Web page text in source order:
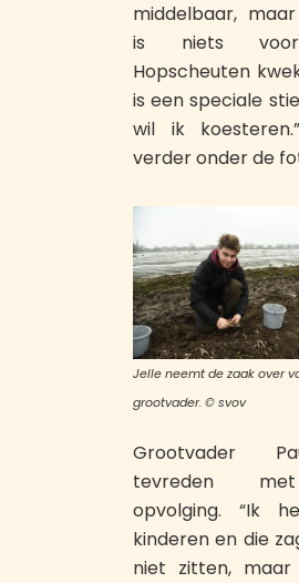
middelbaar,
is niets
Hopscheuten
is een speciale
wil ik
verder onder de
Jelle neemt de zaak over
grootvader. © svov
Grootvader
tevreden
opvolging. “Ik
kinderen en die
niet zitten,